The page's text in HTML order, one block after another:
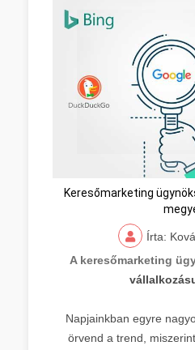
Keresőmarketing
Írta:
A keresőmarketing
Napjainkban egyre
örvend a trend, miszerint